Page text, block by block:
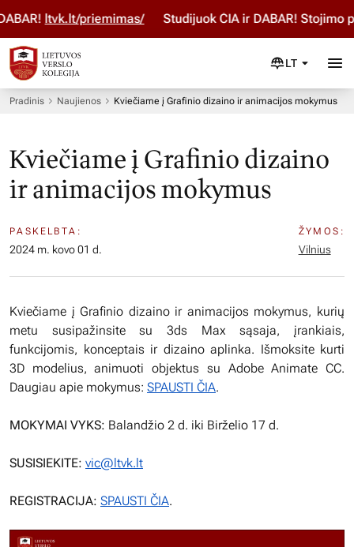
ltvk.lt/priemimas/ Studijuok ČIA ir DABAR! Stojimo
LT
Pradinis Naujienos Kviečiame į Grafinio dizaino ir animacijos mokymus
Kviečiame į Grafinio dizaino
ir animacijos mokymus
PASKELBTA:
2024 m. kovo 01 d.
ŽYMOS:
Vilnius
Kviečiame į Grafinio dizaino ir animacijos mokymus, kurių
metu susipažinsite su 3ds Max sąsaja, įrankiais,
funkcijomis, konceptais ir dizaino aplinka. Išmoksite kurti
3D modelius, animuoti objektus su Adobe Animate CC.
Daugiau apie mokymus: SPAUSTI ČIA.
MOKYMAI VYKS: Balandžio 2 d. iki Birželio 17 d.
SUSISIEKITE: vic@ltvk.lt
REGISTRACIJA: SPAUSTI ČIA.